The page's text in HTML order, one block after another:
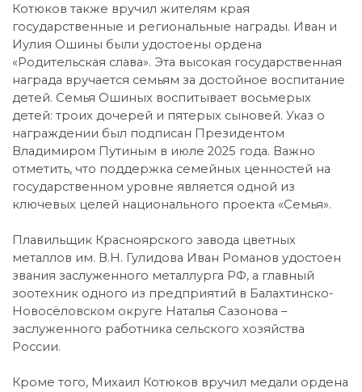
Котюков также вручил жителям края
государственные и региональные награды. Иван и
Иулия Ошины были удостоены ордена
«Родительская слава». Эта высокая государственная
награда вручается семьям за достойное воспитание
детей. Семья Ошиных воспитывает восьмерых
детей: троих дочерей и пятерых сыновей. Указ о
награждении был подписан Президентом
Владимиром Путиным в июле 2025 года. Важно
отметить, что поддержка семейных ценностей на
государственном уровне является одной из
ключевых целей национального проекта «Семья».
Плавильщик Красноярского завода цветных
металлов им. В.Н. Гулидова Иван Романов удостоен
звания заслуженного металлурга РФ, а главный
зоотехник одного из предприятий в Балахтинско-
Новосёловском округе Наталья Сазонова –
заслуженного работника сельского хозяйства
России.
Кроме того, Михаил Котюков вручил медали ордена